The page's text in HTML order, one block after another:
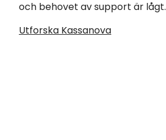
och behovet av support är lågt.
Utforska Kassanova